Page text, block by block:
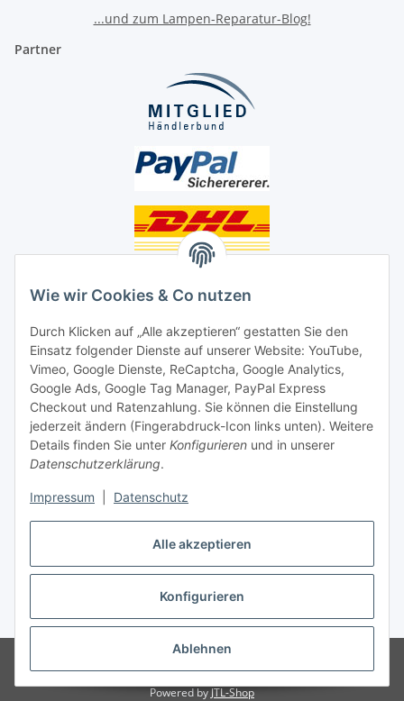
Alle akzeptieren
Konfigurieren
Ablehnen
Wie wir Cookies & Co nutzen
Durch Klicken auf „Alle akzeptieren“ gestatten Sie den
Einsatz folgender Dienste auf unserer Website: YouTube,
Vimeo, Google Dienste, ReCaptcha, Google Analytics,
Google Ads, Google Tag Manager, PayPal Express
Checkout und Ratenzahlung. Sie können die Einstellung
jederzeit ändern (Fingerabdruck-Icon links unten). Weitere
Details finden Sie unter Konfigurieren und in unserer
Datenschutzerklärung.
Impressum Datenschutz
...und zum Lampen-Reparatur-Blog!
Partner
Social Media
Unsere Dienstleistungen
Lampenreparatur
Lichtservice für Senioren
Vertrag widerrufen
* Alle Preise inkl. gesetzlicher USt., ** siehe Lieferbedingungen, zzgl.
Versand
Endkunden und Wiederverkäufer
Powered byJTL-Shop